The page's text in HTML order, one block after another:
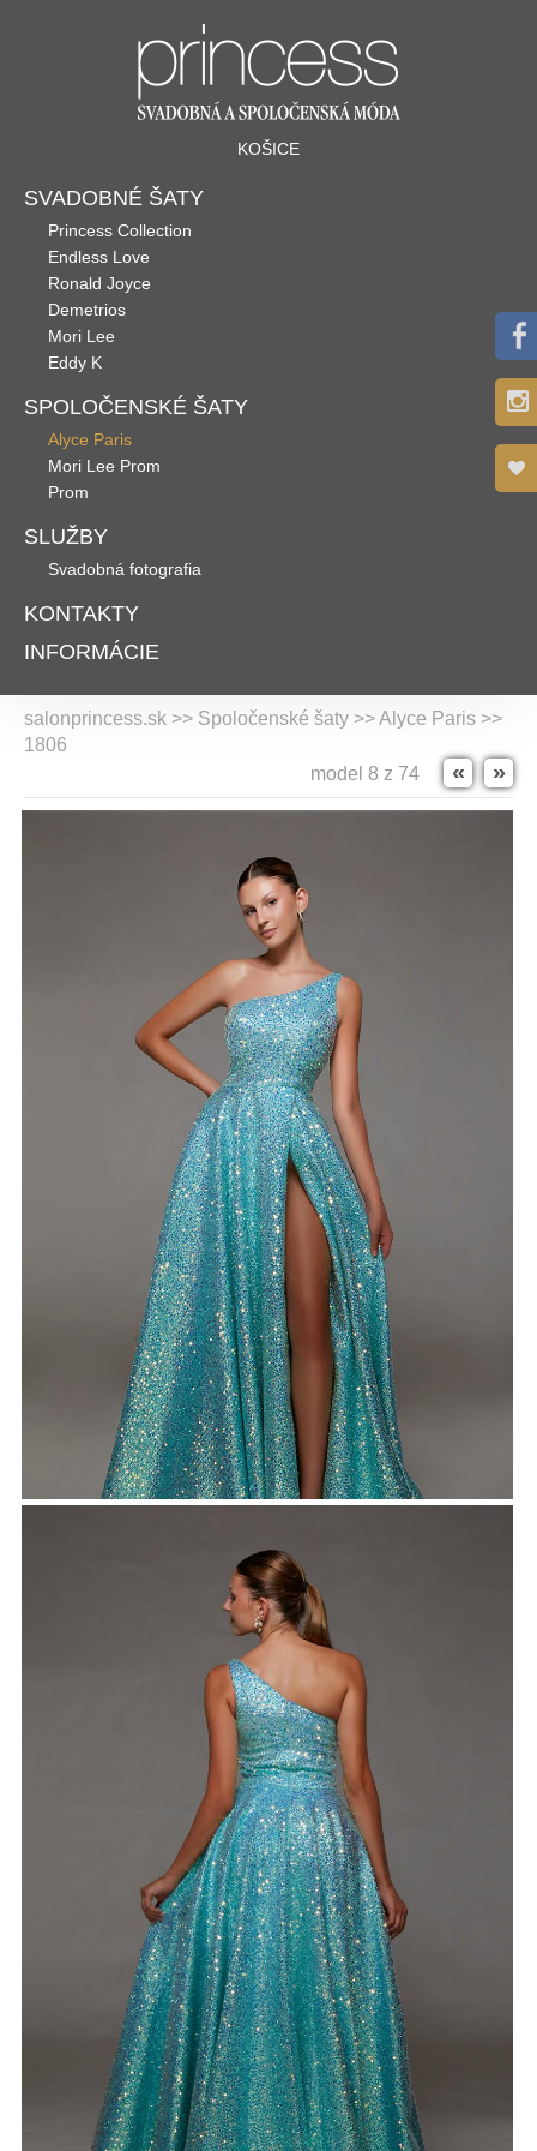
KOŠICE
SVADOBNÉ ŠATY
Princess Collection
Endless Love
Ronald Joyce
Demetrios
Mori Lee
Eddy K
SPOLOČENSKÉ ŠATY
Alyce Paris
Mori Lee Prom
Prom
SLUŽBY
Svadobná fotografia
KONTAKTY
INFORMÁCIE
salonprincess.sk >> Spoločenské šaty >>Alyce Paris >>
1806
»
«
model 8 z 74